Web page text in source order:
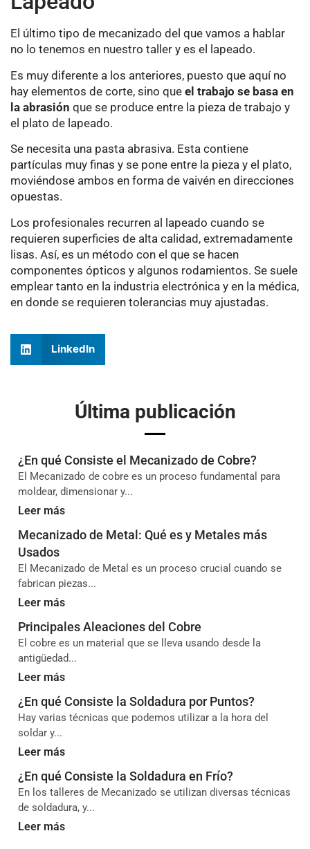
El último tipo de mecanizado del que vamos a hablar
no lo tenemos en nuestro taller y es el lapeado.
Es muy diferente a los anteriores, puesto que aquí no
hay elementos de corte, sino que el trabajo se basa en
la abrasión que se produce entre la pieza de trabajo y
el plato de lapeado.
Se necesita una pasta abrasiva. Esta contiene
partículas muy finas y se pone entre la pieza y el plato,
moviéndose ambos en forma de vaivén en direcciones
opuestas.
Los profesionales recurren al lapeado cuando se
requieren superficies de alta calidad, extremadamente
lisas. Así, es un método con el que se hacen
componentes ópticos y algunos rodamientos. Se suele
emplear tanto en la industria electrónica y en la médica,
en donde se requieren tolerancias muy ajustadas.
LinkedIn
Última publicación
¿En qué Consiste el Mecanizado de Cobre?
El Mecanizado de cobre es un proceso fundamental para
moldear, dimensionar y...
Leer más
Mecanizado de Metal: Qué es y Metales más
Usados
El Mecanizado de Metal es un proceso crucial cuando se
fabrican piezas...
Leer más
Principales Aleaciones del Cobre
El cobre es un material que se lleva usando desde la
antigüedad...
Leer más
¿En qué Consiste la Soldadura por Puntos?
Hay varias técnicas que podemos utilizar a la hora del
soldar y...
Leer más
¿En qué Consiste la Soldadura en Frío?
En los talleres de Mecanizado se utilizan diversas técnicas
de soldadura, y...
Leer más